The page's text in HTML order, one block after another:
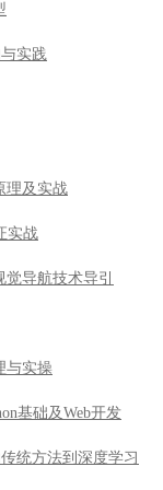
与实践
理及实战
实战
导航技术导引
与实操
基础及Web开发
统方法到深度学习